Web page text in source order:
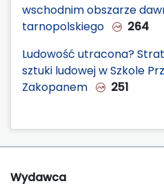
wschodnim obszarze
tarnopolskiego
264
Ludowość utracona?
sztuki ludowej w Szkole
Zakopanem
251
Wydawca